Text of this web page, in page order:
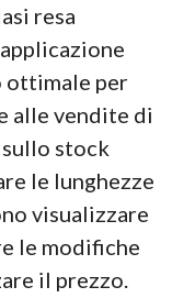
resa
ottimale per
alle vendite di
stock
le lunghezze
visualizzare
le modifiche
il prezzo.